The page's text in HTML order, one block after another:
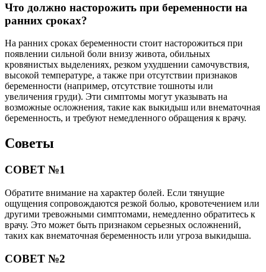
Что должно насторожить при беременности на
ранних сроках?
На ранних сроках беременности стоит насторожиться при
появлении сильной боли внизу живота, обильных
кровянистых выделениях, резком ухудшении самочувствия,
высокой температуре, а также при отсутствии признаков
беременности (например, отсутствие тошноты или
увеличения груди). Эти симптомы могут указывать на
возможные осложнения, такие как выкидыш или внематочная
беременность, и требуют немедленного обращения к врачу.
Советы
СОВЕТ №1
Обратите внимание на характер болей. Если тянущие
ощущения сопровождаются резкой болью, кровотечением или
другими тревожными симптомами, немедленно обратитесь к
врачу. Это может быть признаком серьезных осложнений,
таких как внематочная беременность или угроза выкидыша.
СОВЕТ №2